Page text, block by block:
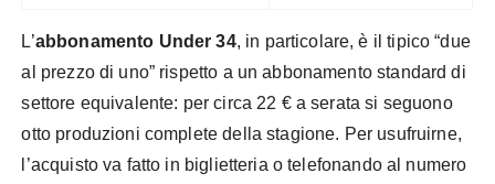
L’abbonamento Under 34, in particolare, è il tipico “due
al prezzo di uno” rispetto a un abbonamento standard di
settore equivalente: per circa 22 € a serata si seguono
otto produzioni complete della stagione. Per usufruirne,
l’acquisto va fatto in biglietteria o telefonando al numero